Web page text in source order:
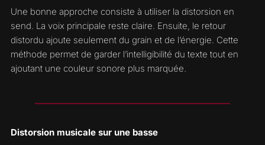
Une bonne approche consiste à utiliser la distorsion en
send. La voix principale reste claire. Ensuite, le retour
distordu ajoute seulement du grain et de l’énergie. Cette
méthode permet de garder l’intelligibilité du texte tout en
ajoutant une couleur sonore plus marquée.
Distorsion musicale sur une basse